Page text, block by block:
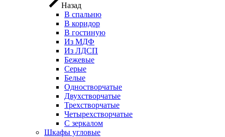
Назад
В спальню
В коридор
В гостиную
Из МДФ
Из ЛДСП
Бежевые
Серые
Белые
Одностворчатые
Двухстворчатые
Трехстворчатые
Четырехстворчатые
С зеркалом
Шкафы угловые